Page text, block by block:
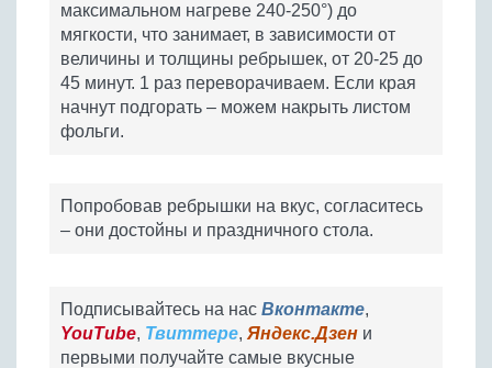
максимальном нагреве 240-250°) до
мягкости, что занимает, в зависимости от
величины и толщины ребрышек, от 20-25 до
45 минут. 1 раз переворачиваем. Если края
начнут подгорать – можем накрыть листом
фольги.
Попробовав ребрышки на вкус, согласитесь
– они достойны и праздничного стола.
Подписывайтесь на нас Вконтакте,
YouTube, Твиттере, Яндекс.Дзен и
первыми получайте самые вкусные